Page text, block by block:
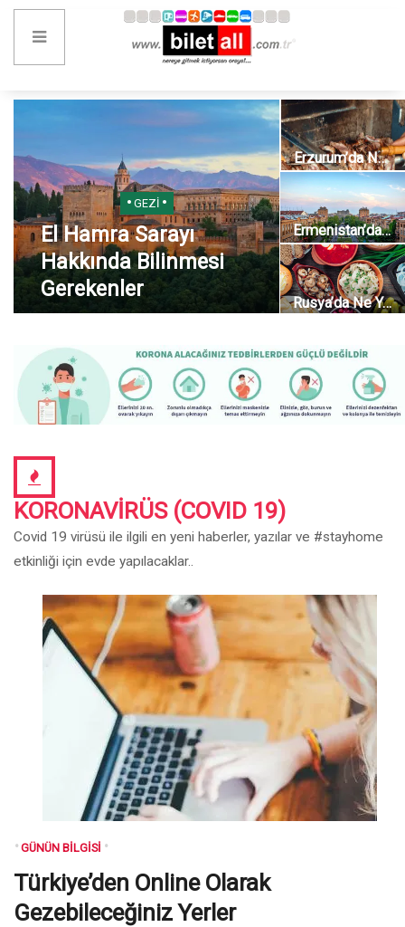
GEZI
El Hamra Sarayı
Hakkında Bilinmesi
Gerekenler
Erzurum’da Ne Yenir? Nerede Yenir? Erzurum’un Yöresel Lezzetleri
Ermenistan’da Görülmesi Gereken Yerler
Rusya’da Ne Yenir? Rusya’nın Meşhur Lezzetleri
KORONAVIRÜS (COVID 19)
Covid 19 virüsü ile ilgili en yeni haberler, yazılar ve #stayhome
etkinliği için evde yapılacaklar..
GÜNÜN BILGISI
Türkiye’den Online Olarak
Gezebileceğiniz Yerler